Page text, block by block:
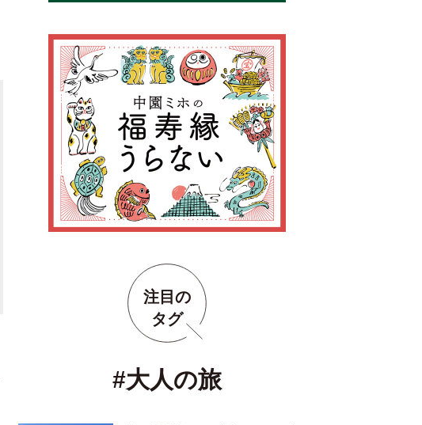
注目の
タグ
#大人の旅